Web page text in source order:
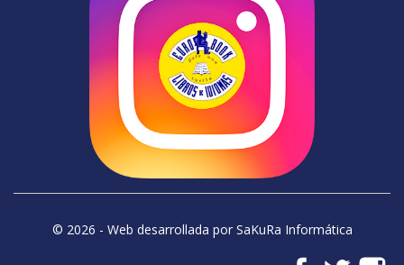
© 2026 - Web desarrollada por SaKuRa Informática